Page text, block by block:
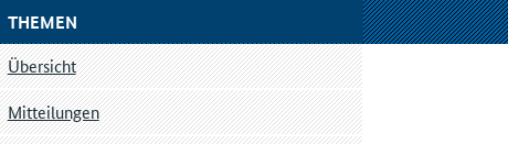
THEMEN
Übersicht
Mitteilungen